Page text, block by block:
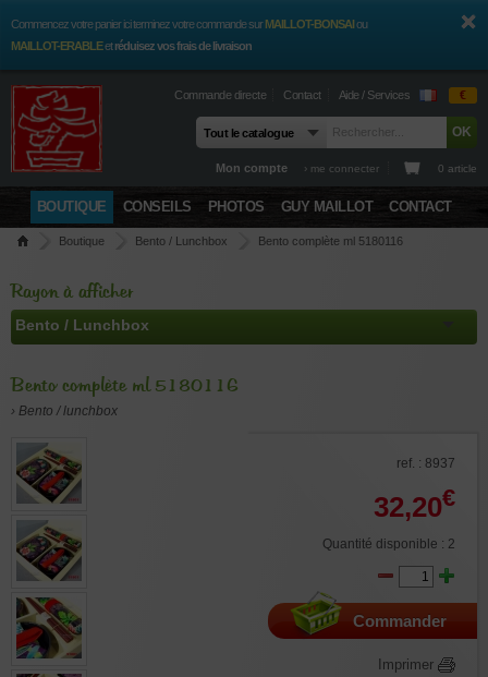
Commencez votre panier ici terminez votre commande surMAILLOT-BONSAIou
MAILLOT-ERABLEetréduisez vos frais de livraison
Commande directe Contact Aide / Services €
Mon compte › me connecter 0 article
BOUTIQUE CONSEILS PHOTOS GUY MAILLOT CONTACT
Boutique Bento / Lunchbox Bento complète ml 5180116
Rayon à afficher
Bento complète ml 5180116
› Bento / lunchbox
ref. : 8937
32,20€
Quantité disponible : 2
Commander
Imprimer